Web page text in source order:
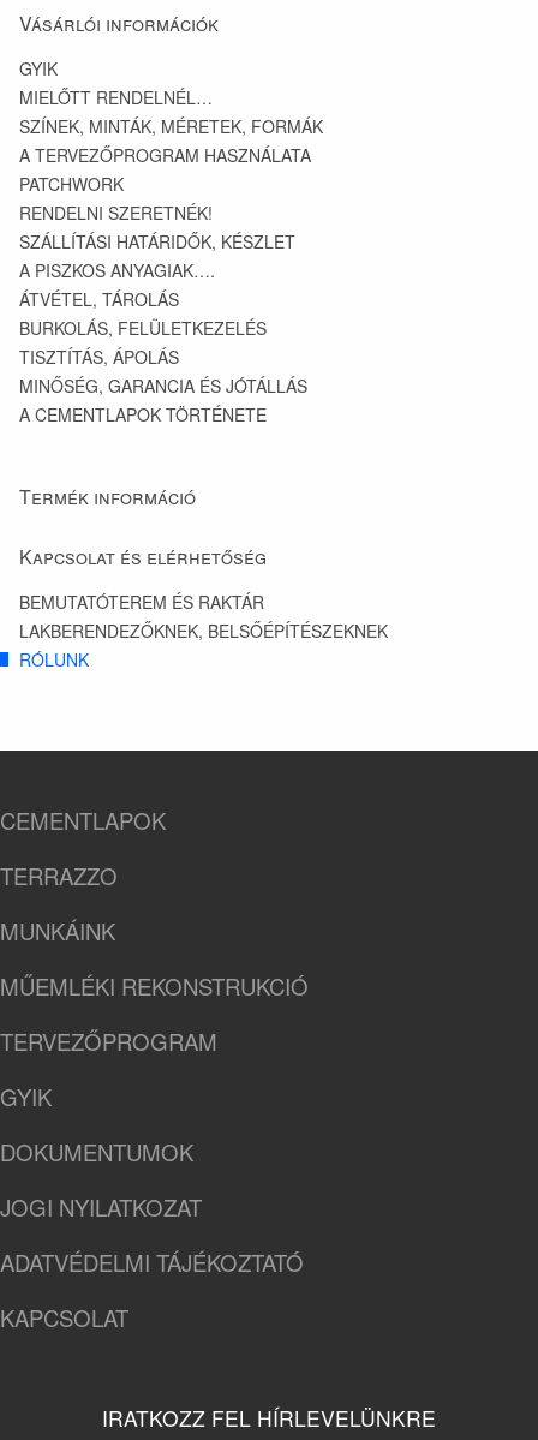
Vásárlói információk
GYIK
MIELŐTT RENDELNÉL…
SZÍNEK, MINTÁK, MÉRETEK, FORMÁK
A TERVEZŐPROGRAM HASZNÁLATA
PATCHWORK
RENDELNI SZERETNÉK!
SZÁLLÍTÁSI HATÁRIDŐK, KÉSZLET
A PISZKOS ANYAGIAK….
ÁTVÉTEL, TÁROLÁS
BURKOLÁS, FELÜLETKEZELÉS
TISZTÍTÁS, ÁPOLÁS
MINŐSÉG, GARANCIA ÉS JÓTÁLLÁS
A CEMENTLAPOK TÖRTÉNETE
Termék információ
Kapcsolat és elérhetőség
BEMUTATÓTEREM ÉS RAKTÁR
LAKBERENDEZŐKNEK, BELSŐÉPÍTÉSZEKNEK
RÓLUNK
CEMENTLAPOK
TERRAZZO
MUNKÁINK
MŰEMLÉKI REKONSTRUKCIÓ
TERVEZŐPROGRAM
GYIK
DOKUMENTUMOK
JOGI NYILATKOZAT
ADATVÉDELMI TÁJÉKOZTATÓ
KAPCSOLAT
IRATKOZZ FEL HÍRLEVELÜNKRE